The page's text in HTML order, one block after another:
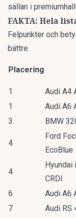
sällan i
FAKTA: Hela
Felpunkter och
bättre.
Placering
1
Audi A4
1
Audi A6
3
BMW
4
Ford
EcoBlue
4
Hyundai
CRDI
6 Audi A6
7
Audi RS